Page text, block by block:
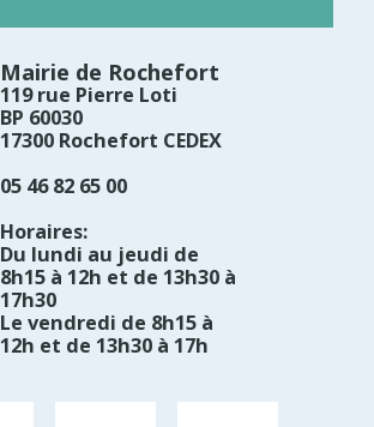
Mairie de Rochefort
119 rue Pierre Loti
BP 60030
17300 Rochefort CEDEX
05 46 82 65 00
Horaires:
Du lundi au jeudi de
8h15 à 12h et de 13h30 à
17h30
Le vendredi de 8h15 à
12h et de 13h30 à 17h